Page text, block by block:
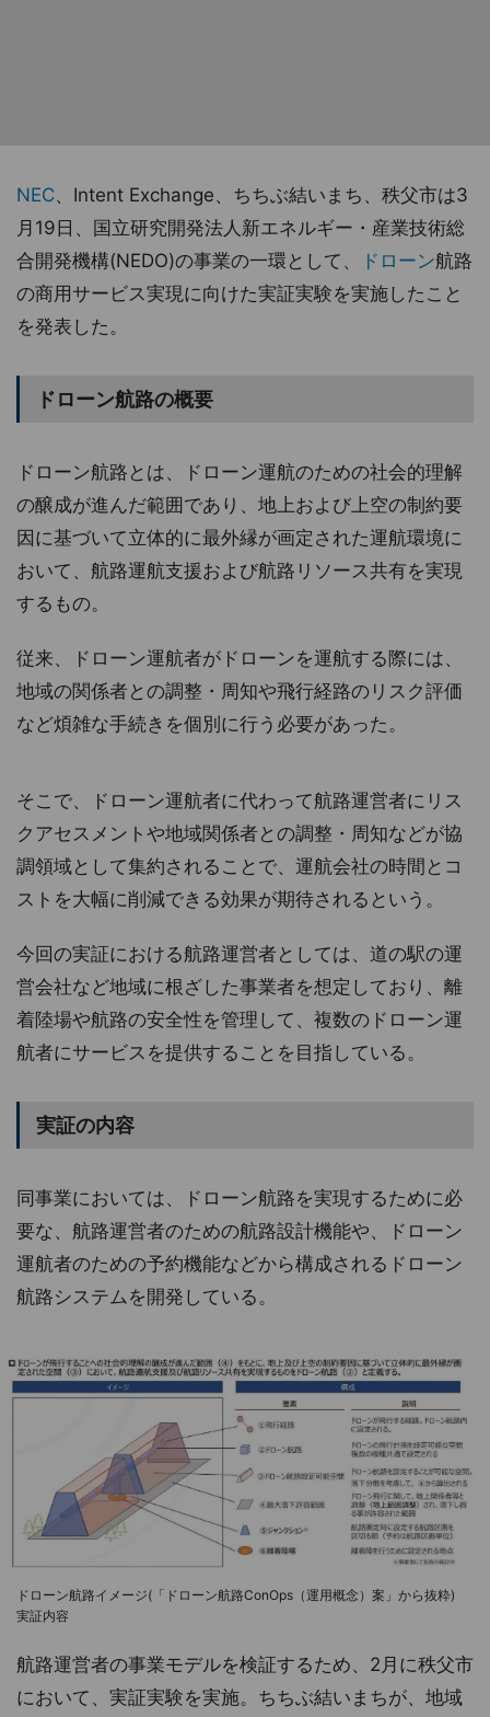
NEC、Intent Exchange、ちちぶ結いまち、秩父市は3
月19日、国立研究開発法人新エネルギー・産業技術総
合開発機構(NEDO)の事業の一環として、
ドローン航路
の商用サービス実現に向けた実証実験を実施したこと
を発表した。
ドローン航路の概要
ドローン航路とは、ドローン運航のための社会的理解
の醸成が進んだ範囲であり、地上および上空の制約要
因に基づいて立体的に最外縁が画定された運航環境に
おいて、航路運航支援および航路リソース共有を実現
するもの。
従来、ドローン運航者がドローンを運航する際には、
地域の関係者との調整・周知や飛行経路のリスク評価
など煩雑な手続きを個別に行う必要があった。
そこで、ドローン運航者に代わって航路運営者にリス
クアセスメントや地域関係者との調整・周知などが協
調領域として集約されることで、運航会社の時間とコ
ストを大幅に削減できる効果が期待されるという。
今回の実証における航路運営者としては、道の駅の運
営会社など地域に根ざした事業者を想定しており、離
着陸場や航路の安全性を管理して、複数のドローン運
航者にサービスを提供することを目指している。
実証の内容
同事業においては、ドローン航路を実現するために必
要な、航路運営者のための航路設計機能や、ドローン
運航者のための予約機能などから構成されるドローン
航路システムを開発している。
ドローン航路イメージ(「ドローン航路ConOps（運用概念）案」から抜粋)
実証内容
航路運営者の事業モデルを検証するため、2月に秩父市
において、実証実験を実施。ちちぶ結いまちが、地域